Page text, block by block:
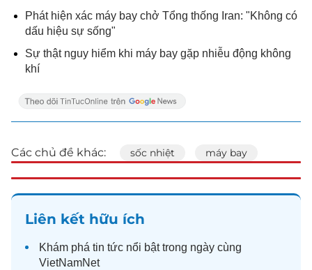
Phát hiện xác máy bay chở Tổng thống Iran: "Không có
dấu hiệu sự sống"
Sự thật nguy hiểm khi máy bay gặp nhiễu động không
khí
Các chủ đề khác: sốc nhiệt máy bay
Liên kết hữu ích
Khám phá tin tức nổi bật trong ngày cùng
VietNamNet